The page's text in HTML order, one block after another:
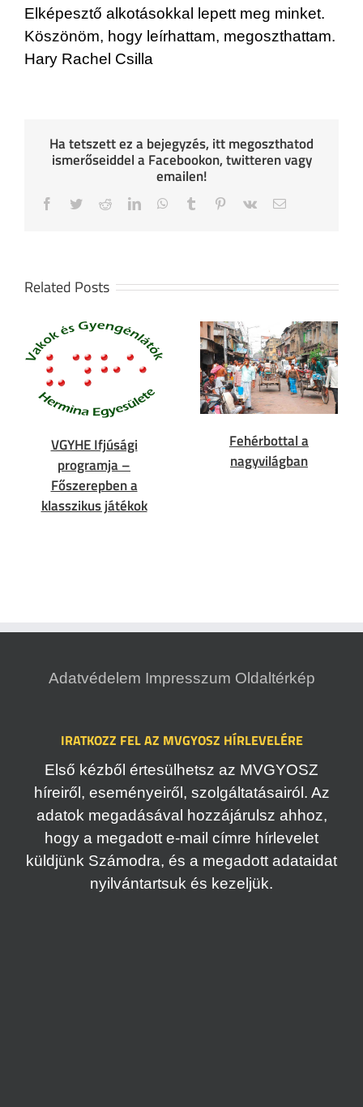
Elképesztő alkotásokkal lepett meg minket.
Köszönöm, hogy leírhattam, megoszthattam.
Hary Rachel Csilla
Ha tetszett ez a bejegyzés, itt megoszthatod
ismerőseiddel a Facebookon, twitteren vagy
emailen!
Facebook
TwitterRedditLinkedInWhatsApp
Tumblr Pinterest
Vk Email
Related Posts
VGYHE Ifjúsági
programja –
Főszerepben a
klasszikus játékok
Fehérbottal a
nagyvilágban
Adatvédelem Impresszum Oldaltérkép
IRATKOZZ FEL AZ MVGYOSZ HÍRLEVELÉRE
Első kézből értesülhetsz az MVGYOSZ
híreiről, eseményeiről, szolgáltatásairól. Az
adatok megadásával hozzájárulsz ahhoz,
hogy a megadott e-mail címre hírlevelet
küldjünk Számodra, és a megadott adataidat
nyilvántartsuk és kezeljük.